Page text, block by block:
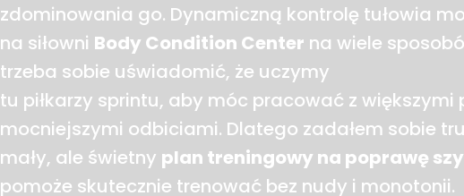
zdominowania go. Dynamiczną kontrolę tułowia
na siłowni Body Condition Center na wiele
trzeba sobie uświadomić, że uczymy
tu piłkarzy sprintu, aby móc pracować z większymi
mocniejszymi odbiciami. Dlatego zadałem sobie
mały, ale świetny plan treningowy na poprawę
pomoże skutecznie trenować bez nudy i monotonii.